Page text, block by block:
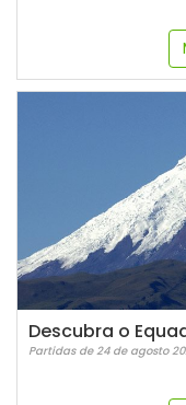
Descubra o
Partidas de 24 de agosto